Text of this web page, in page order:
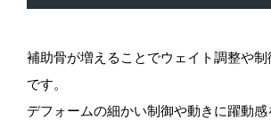
補助骨が増えることでウェイト調整や
です。
デフォームの細かい制御や動きに躍動